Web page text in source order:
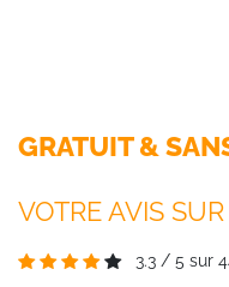
GRATUIT &
VOTRE AVIS
3.3 / 5 sur